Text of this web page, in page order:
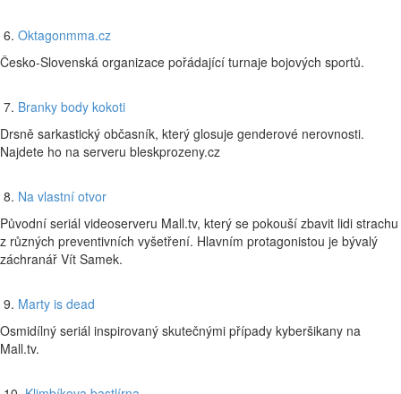
6. Oktagonmma.cz
Česko-Slovenská organizace pořádající turnaje bojových sportů.
7. Branky body kokoti
Drsně sarkastický občasník, který glosuje genderové nerovnosti.
Najdete ho na serveru bleskprozeny.cz
8. Na vlastní otvor
Původní seriál videoserveru Mall.tv, který se pokouší zbavit lidi strachu
z různých preventivních vyšetření. Hlavním protagonistou je bývalý
záchranář Vít Samek.
9. Marty is dead
Osmidílný seriál inspirovaný skutečnými případy kyberšikany na
Mall.tv.